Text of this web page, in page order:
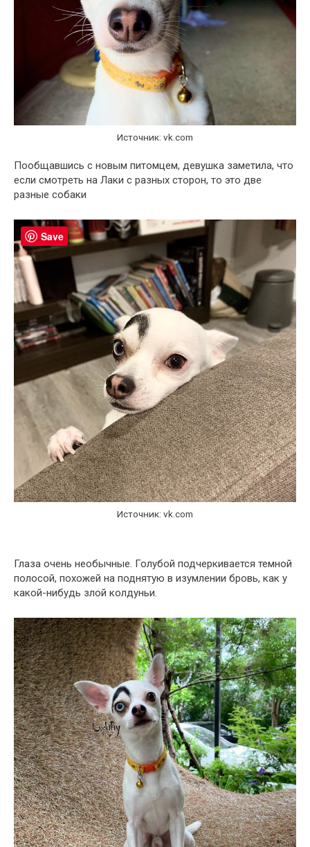
Источник: vk.com
Пообщавшись с новым питомцем, девушка заметила, что
если смотреть на Лаки с разных сторон, то это две
разные собаки
Источник: vk.com
Глаза очень необычные. Голубой подчеркивается темной
полосой, похожей на поднятую в изумлении бровь, как у
какой-нибудь злой колдуньи.
Save